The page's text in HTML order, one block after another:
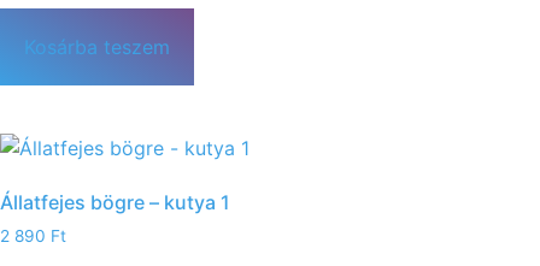
Kosárba teszem
Állatfejes bögre – kutya 1
2 890 Ft